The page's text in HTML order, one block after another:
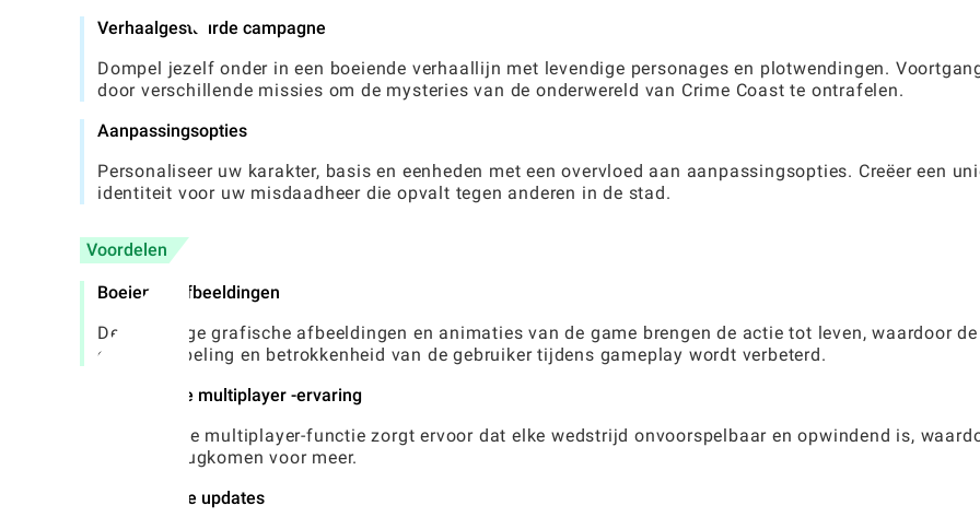
Verhaalgestuurde campagne
Dompel jezelf onder in een boeiende verhaallijn met levendige personages en plotwendingen.
door verschillende missies om de mysteries van de onderwereld van Crime Coast te ontrafelen.
Aanpassingsopties
Personaliseer uw karakter, basis en eenheden met een overvloed aan aanpassingsopties. Creëer een
identiteit voor uw misdaadheer die opvalt tegen anderen in de stad.
Voordelen
Boeiende afbeeldingen
De levendige grafische afbeeldingen en animaties van de game brengen de actie tot leven, waardoor de
onderdompeling en betrokkenheid van de gebruiker tijdens gameplay wordt verbeterd.
Dynamische multiplayer -ervaring
De real-time multiplayer-functie zorgt ervoor dat elke wedstrijd onvoorspelbaar en opwindend is,
spelers terugkomen voor meer.
Regelmatige updates